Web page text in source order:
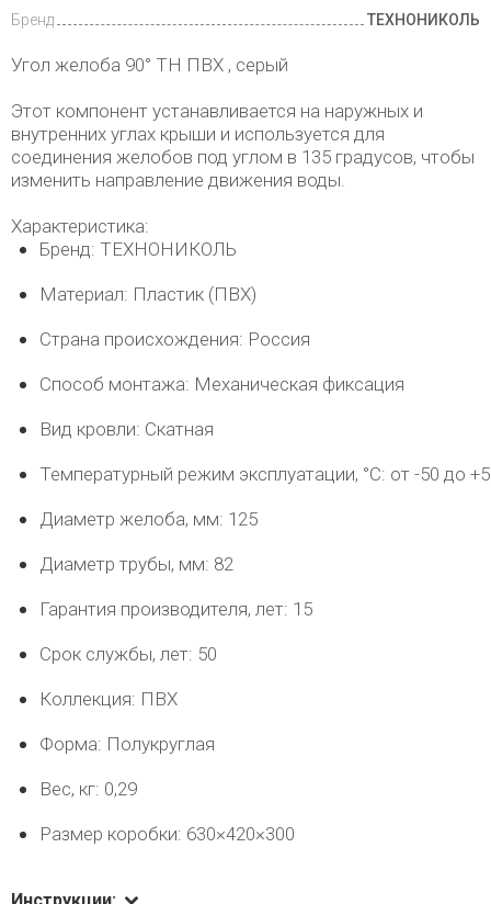
Бренд ТЕХНОНИКОЛЬ
Угол желоба 90° ТН ПВХ , серый
Этот компонент устанавливается на наружных и
внутренних углах крыши и используется для
соединения желобов под углом в 135 градусов, чтобы
изменить направление движения воды.
Характеристика:
Бренд: ТЕХНОНИКОЛЬ
Материал: Пластик (ПВХ)
Страна происхождения: Россия
Способ монтажа: Механическая фиксация
Вид кровли: Скатная
Температурный режим эксплуатации, °C: от -50 до
Диаметр желоба, мм: 125
Диаметр трубы, мм: 82
Гарантия производителя, лет: 15
Срок службы, лет: 50
Коллекция: ПВХ
Форма: Полукруглая
Вес, кг: 0,29
Размер коробки: 630×420×300
Инструкции: